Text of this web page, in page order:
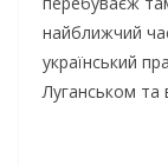
найближчий
український
Луганськом та